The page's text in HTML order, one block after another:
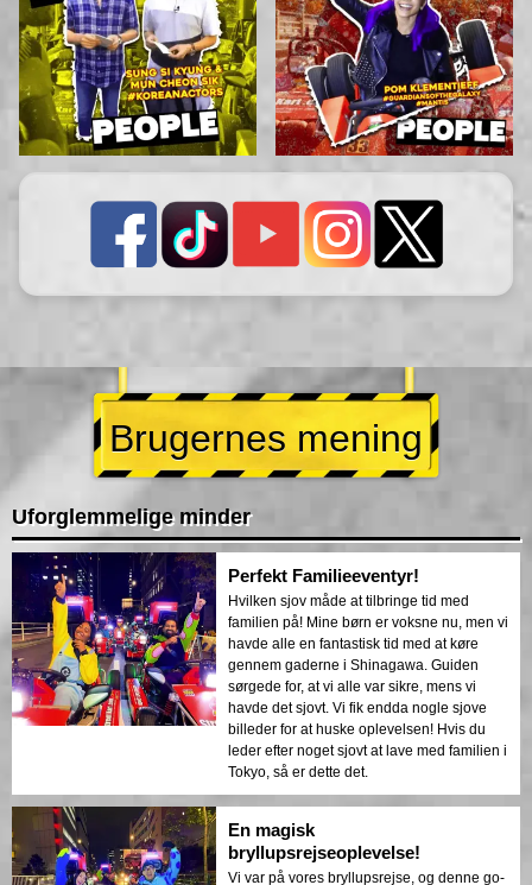
Brugernes mening
Uforglemmelige minder
Perfekt Familieeventyr!
Hvilken sjov måde at tilbringe tid med
familien på! Mine børn er voksne nu, men vi
havde alle en fantastisk tid med at køre
gennem gaderne i Shinagawa. Guiden
sørgede for, at vi alle var sikre, mens vi
havde det sjovt. Vi fik endda nogle sjove
billeder for at huske oplevelsen! Hvis du
leder efter noget sjovt at lave med familien i
Tokyo, så er dette det.
En magisk
bryllupsrejseoplevelse!
Vi var på vores bryllupsrejse, og denne go-